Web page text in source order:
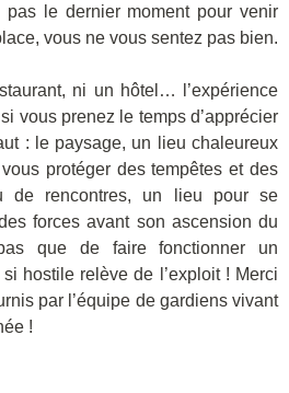
pas le dernier moment pour venir
vous ne vous sentez pas bien.
ni un hôtel… l’expérience
vous prenez le temps d’apprécier
: le paysage, un lieu chaleureux
protéger des tempêtes et des
de rencontres, un lieu pour se
forces avant son ascension du
que de faire fonctionner un
hostile relève de l’exploit ! Merci
par l’équipe de gardiens vivant
!